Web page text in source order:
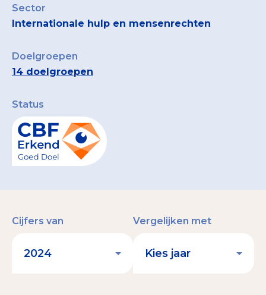
Sector
Internationale hulp en mensenrechten
Doelgroepen
14 doelgroepen
Status
Cijfers van Vergelijken met